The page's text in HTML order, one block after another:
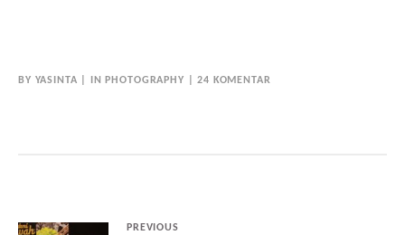
BY YASINTA IN PHOTOGRAPHY 24 KOMENTAR
PREVIOUS